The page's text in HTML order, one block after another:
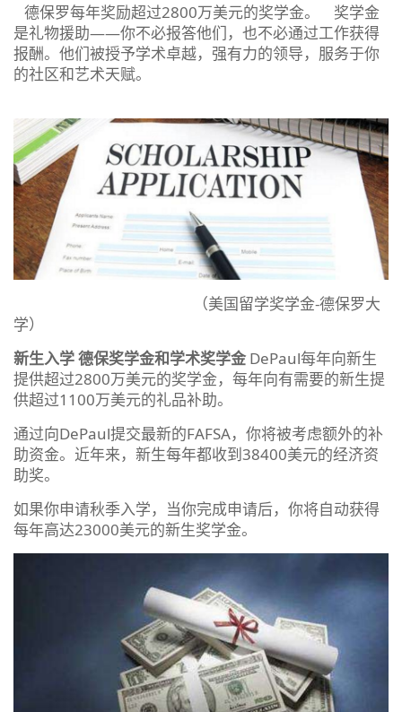
德保罗每年奖励超过2800万美元的奖学金。 奖学金
是礼物援助——你不必报答他们，也不必通过工作获得
报酬。他们被授予学术卓越，强有力的领导，服务于你
的社区和艺术天赋。
（美国留学奖学金-德保罗大
学）
新生入学德保奖学金和学术奖学金DePaul每年向新生
提供超过2800万美元的奖学金，每年向有需要的新生提
供超过1100万美元的礼品补助。
通过向DePaul提交最新的FAFSA，你将被考虑额外的补
助资金。近年来，新生每年都收到38400美元的经济资
助奖。
如果你申请秋季入学，当你完成申请后，你将自动获得
每年高达23000美元的新生奖学金。